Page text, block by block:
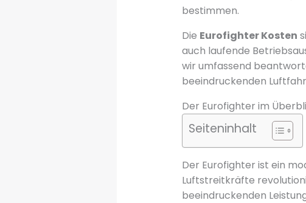
bestimmen.
Die Eurofighter Kosten
auch laufende
wir umfassend
beeindruckenden
Der Eurofighter im
Seiteninhalt
Der Eurofighter ist ein
Luftstreitkräfte
beeindruckenden